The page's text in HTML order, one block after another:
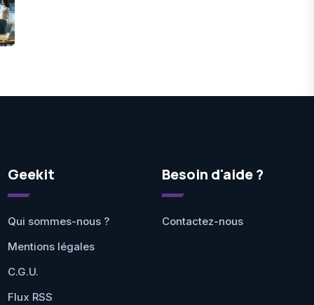
Geekit
Qui sommes-nous ?
Mentions légales
C.G.U.
Flux RSS
Besoin d'aide ?
Contactez-nous